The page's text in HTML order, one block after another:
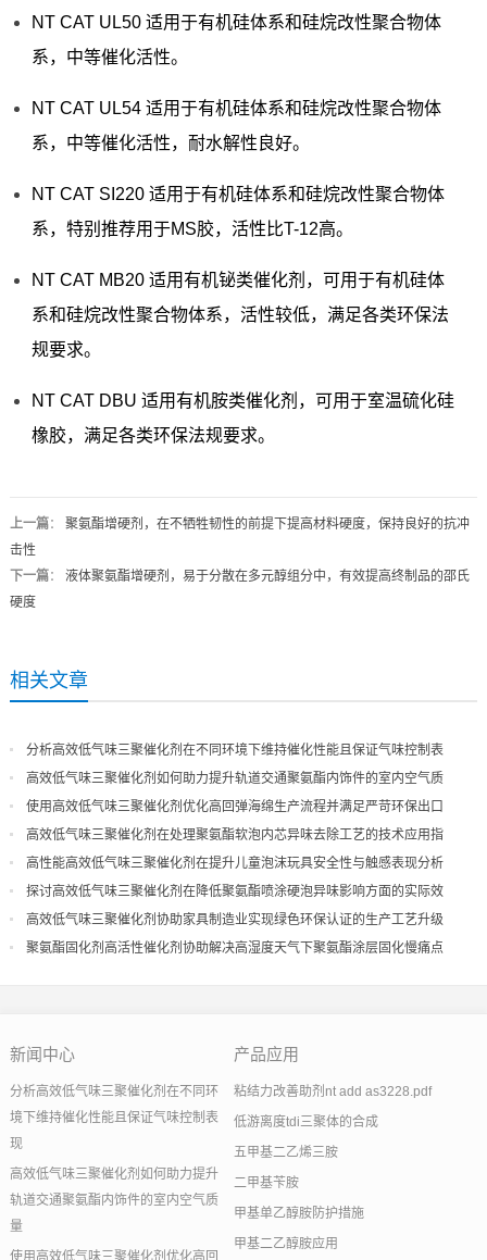
NT CAT UL50 适用于有机硅体系和硅烷改性聚合物体
系，中等催化活性。
NT CAT UL54 适用于有机硅体系和硅烷改性聚合物体
系，中等催化活性，耐水解性良好。
NT CAT SI220 适用于有机硅体系和硅烷改性聚合物体
系，特别推荐用于MS胶，活性比T-12高。
NT CAT MB20 适用有机铋类催化剂，可用于有机硅体
系和硅烷改性聚合物体系，活性较低，满足各类环保法
规要求。
NT CAT DBU 适用有机胺类催化剂，可用于室温硫化硅
橡胶，满足各类环保法规要求。
上一篇： 聚氨酯增硬剂，在不牺牲韧性的前提下提高材料硬度，保持良好的抗冲
击性
下一篇： 液体聚氨酯增硬剂，易于分散在多元醇组分中，有效提高终制品的邵氏
硬度
相关文章
分析高效低气味三聚催化剂在不同环境下维持催化性能且保证气味控制表
现
高效低气味三聚催化剂如何助力提升轨道交通聚氨酯内饰件的室内空气质
量
使用高效低气味三聚催化剂优化高回弹海绵生产流程并满足严苛环保出口
高效低气味三聚催化剂在处理聚氨酯软泡内芯异味去除工艺的技术应用指
导
高性能高效低气味三聚催化剂在提升儿童泡沫玩具安全性与触感表现分析
探讨高效低气味三聚催化剂在降低聚氨酯喷涂硬泡异味影响方面的实际效
果
高效低气味三聚催化剂协助家具制造业实现绿色环保认证的生产工艺升级
聚氨酯固化剂高活性催化剂协助解决高湿度天气下聚氨酯涂层固化慢痛点
新闻中心
分析高效低气味三聚催化剂在不同环
境下维持催化性能且保证气味控制表
现
高效低气味三聚催化剂如何助力提升
轨道交通聚氨酯内饰件的室内空气质
量
使用高效低气味三聚催化剂优化高回
产品应用
粘结力改善助剂nt add as3228.pdf
低游离度tdi三聚体的合成
五甲基二乙烯三胺
二甲基苄胺
甲基单乙醇胺防护措施
甲基二乙醇胺应用